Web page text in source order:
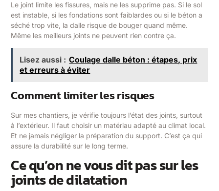
Le joint limite les fissures, mais ne les supprime pas. Si le sol
est instable, si les fondations sont faiblardes ou si le béton a
séché trop vite, la dalle risque de bouger quand même.
Même les meilleurs joints ne peuvent rien contre ça.
Lisez aussi : Coulage dalle béton : étapes, prix
et erreurs à éviter
Comment limiter les risques
Sur mes chantiers, je vérifie toujours l’état des joints, surtout
à l’extérieur. Il faut choisir un matériau adapté au climat local.
Et ne jamais négliger la préparation du support. C’est ça qui
assure la durabilité sur le long terme.
Ce qu’on ne vous dit pas sur les
joints de dilatation